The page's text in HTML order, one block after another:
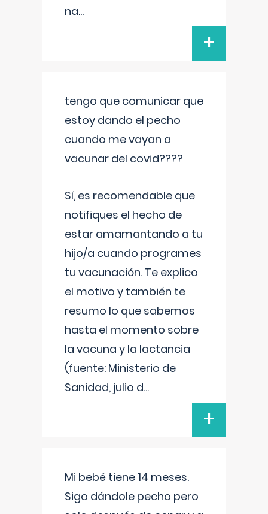
na...
+
tengo que comunicar que
estoy dando el pecho
cuando me vayan a
vacunar del covid????
Sí, es recomendable que
notifiques el hecho de
estar amamantando a tu
hijo/a cuando programes
tu vacunación. Te explico
el motivo y también te
resumo lo que sabemos
hasta el momento sobre
la vacuna y la lactancia
(fuente: Ministerio de
Sanidad, julio d...
+
Mi bebé tiene 14 meses.
Sigo dándole pecho pero